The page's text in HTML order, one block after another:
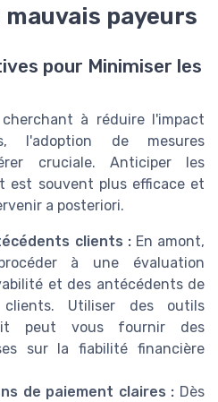
payeurs
pour Minimiser les
à réduire l'impact
l'adoption de mesures
cruciale. Anticiper les
est souvent plus efficace et
a posteriori.
clients :En amont,
à une évaluation
et des antécédents de
Utiliser des outils
peut vous fournir des
sur la fiabilité financière
de paiement claires : Dès